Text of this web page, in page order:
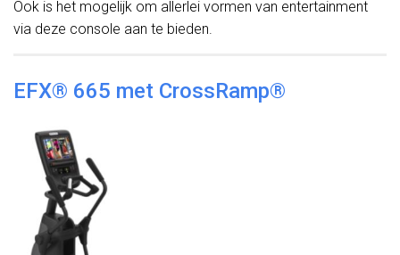
Ook is het mogelijk om allerlei vormen van entertainment
via deze console aan te bieden.
EFX® 665 met CrossRamp®